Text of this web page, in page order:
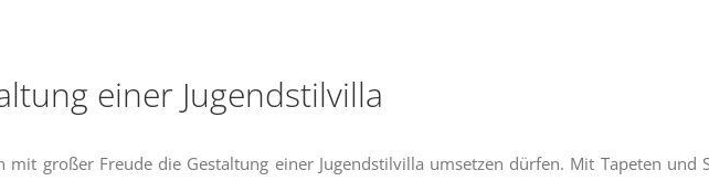
einer Jugendstilvilla
mit großer Freude die Gestaltung einer Jugendstilvilla umsetzen dürfen. Mit Tapeten und